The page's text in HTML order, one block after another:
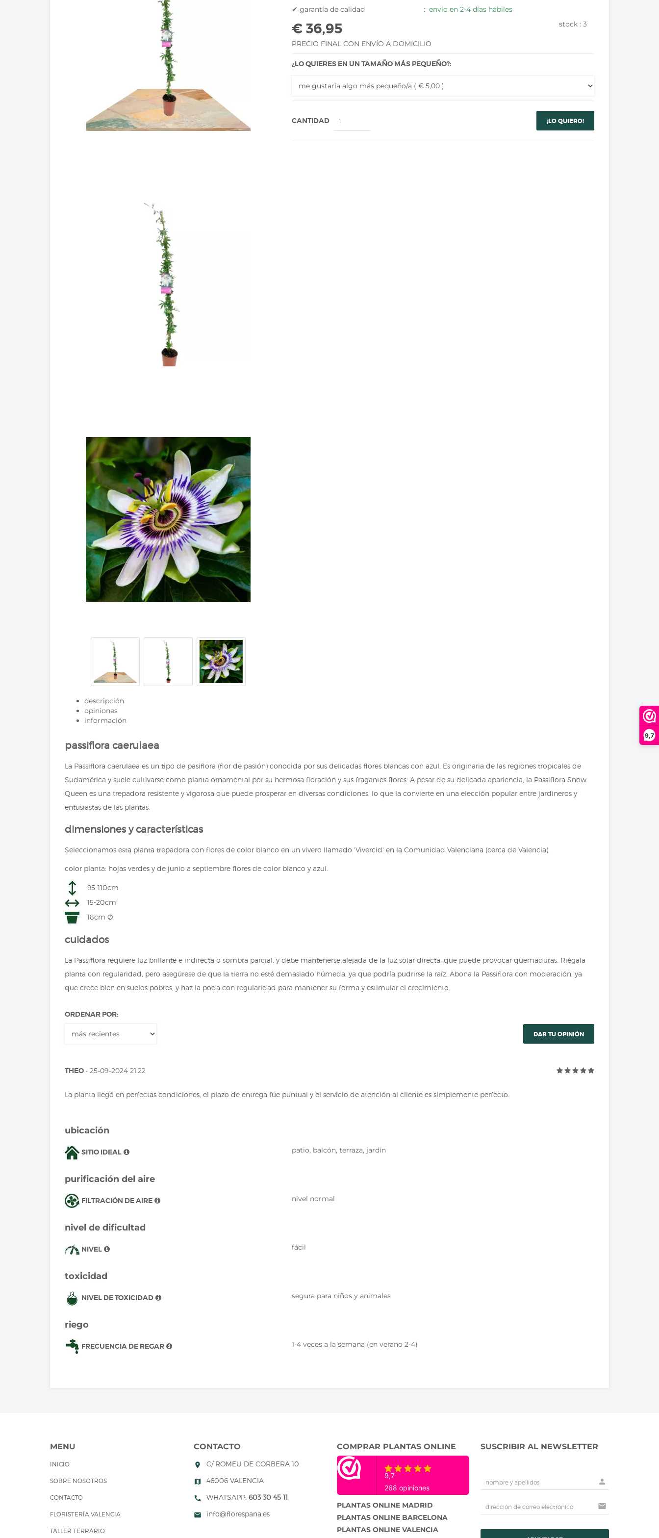
9,7
✔ garantía de calidad
: envío en 2-4 días hábiles
€ 36,95
PRECIO FINAL CON ENVÍO A DOMICILIO
stock : 3
¿LO QUIERES EN UN TAMAÑO MÁS PEQUEÑO?:
CANTIDAD ¡LO QUIERO!
descripción
opiniones
información
passiflora caerulaea
La Passiflora caerulaea es un tipo de pasiflora (flor de pasión) conocida por sus delicadas flores blancas con azul. Es originaria de las regiones tropicales de
Sudamérica y suele cultivarse como planta ornamental por su hermosa floración y sus fragantes flores. A pesar de su delicada apariencia, la Passiflora Snow
Queen es una trepadora resistente y vigorosa que puede prosperar en diversas condiciones, lo que la convierte en una elección popular entre jardineros y
entusiastas de las plantas.
dimensiones y características
Seleccionamos esta planta trepadora con flores de color blanco en un vivero llamado 'Vivercid' en la Comunidad Valenciana (cerca de Valencia).
color planta: hojas verdes y de junio a septiembre flores de color blanco y azul.
95-110cm
15-20cm
18cm Ø
cuidados
La Passiflora requiere luz brillante e indirecta o sombra parcial, y debe mantenerse alejada de la luz solar directa, que puede provocar quemaduras. Riégala
planta con regularidad, pero asegúrese de que la tierra no esté demasiado húmeda, ya que podría pudrirse la raíz. Abona la Passiflora con moderación, ya
que crece bien en suelos pobres, y haz la poda con regularidad para mantener su forma y estimular el crecimiento.
ORDENAR POR:
DAR TU OPINIÓN
THEO - 25-09-2024 21:22
La planta llegó en perfectas condiciones, el plazo de entrega fue puntual y el servicio de atención al cliente es simplemente perfecto.
ubicación
SITIO IDEAL patio, balcón, terraza, jardín
purificación del aire
FILTRACIÓN DE AIRE nivel normal
nivel de dificultad
NIVEL fácil
toxicidad
NIVEL DE TOXICIDAD segura para niños y animales
riego
FRECUENCIA DE REGAR 1-4 veces a la semana (en verano 2-4)
MENU
INICIO
SOBRE NOSOTROS
CONTACTO
FLORISTERÍA VALENCIA
TALLER TERRARIO
CONTACTO
room C/ ROMEU DE CORBERA 10
map 46006 VALENCIA
call WHATSAPP: 603 30 45 11
mail info@florespana.es
COMPRAR PLANTAS ONLINE
PLANTAS ONLINE MADRID
PLANTAS ONLINE BARCELONA
PLANTAS ONLINE VALENCIA
SUSCRIBIR AL NEWSLETTER
person
mail